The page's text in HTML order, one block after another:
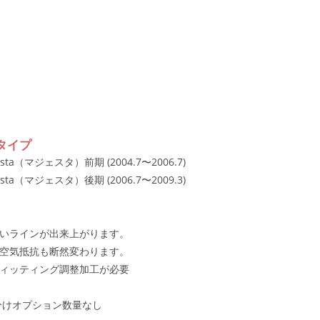
イプ
（マジェスタ）前期 (2004.7〜2006.7)
（マジェスタ）後期 (2006.7〜2009.3)
ラインが出来上がります。
気抵抗も断然変わります。
ッティング調整加工が必要
オプション数量なし